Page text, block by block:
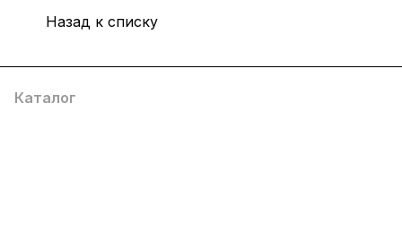
Назад к списку
Каталог